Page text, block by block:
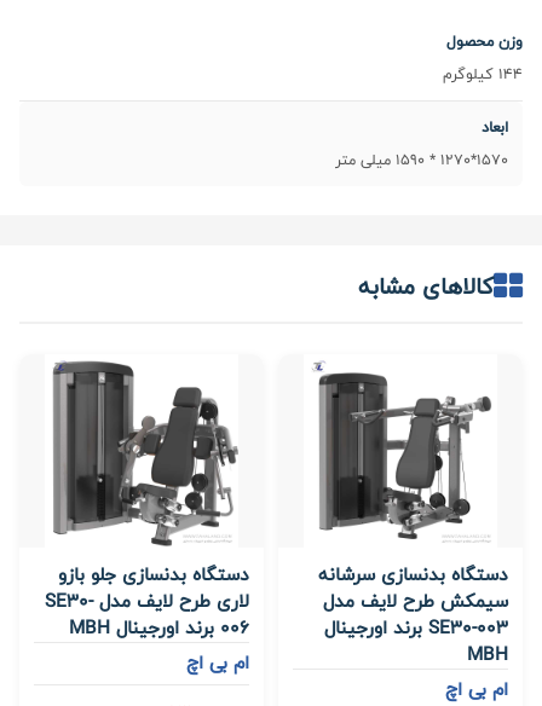
وزن محصول
144 کیلوگرم
ابعاد
1570*1270 * 1590 میلی متر
کالاهای مشابه
دستگاه بدنسازی سرشانه
سیمکش طرح لایف مدل
SE30-003 برند اورجینال
MBH
ام بی اچ
دستگاه بدنسازی جلو بازو
لاری طرح لایف مدل SE30-
006 برند اورجینال MBH
ام بی اچ